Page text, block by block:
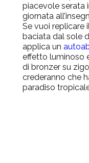
piacevole serata
giornata
Se vuoi replicare
baciata dal sole
applica un
effetto luminoso
di bronzer su
crederanno che
paradiso